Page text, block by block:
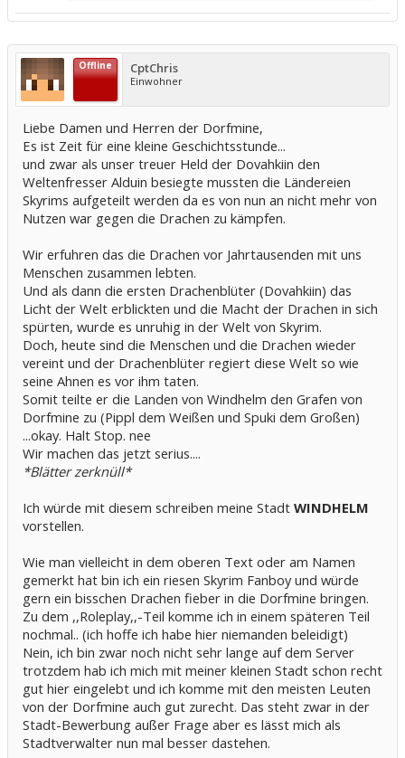
Offline CptChris
Einwohner
Liebe Damen und Herren der Dorfmine,
Es ist Zeit für eine kleine Geschichtsstunde...
und zwar als unser treuer Held der Dovahkiin den
Weltenfresser Alduin besiegte mussten die Ländereien
Skyrims aufgeteilt werden da es von nun an nicht mehr von
Nutzen war gegen die Drachen zu kämpfen.
Wir erfuhren das die Drachen vor Jahrtausenden mit uns
Menschen zusammen lebten.
Und als dann die ersten Drachenblüter (Dovahkiin) das
Licht der Welt erblickten und die Macht der Drachen in sich
spürten, wurde es unruhig in der Welt von Skyrim.
Doch, heute sind die Menschen und die Drachen wieder
vereint und der Drachenblüter regiert diese Welt so wie
seine Ahnen es vor ihm taten.
Somit teilte er die Landen von Windhelm den Grafen von
Dorfmine zu (Pippl dem Weißen und Spuki dem Großen)
...okay. Halt Stop. nee
Wir machen das jetzt serius....
*Blätter zerknüll*
Ich würde mit diesem schreiben meine Stadt WINDHELM
vorstellen.
Wie man vielleicht in dem oberen Text oder am Namen
gemerkt hat bin ich ein riesen Skyrim Fanboy und würde
gern ein bisschen Drachen fieber in die Dorfmine bringen.
Zu dem ,,Roleplay,,-Teil komme ich in einem späteren Teil
nochmal.. (ich hoffe ich habe hier niemanden beleidigt)
Nein, ich bin zwar noch nicht sehr lange auf dem Server
trotzdem hab ich mich mit meiner kleinen Stadt schon recht
gut hier eingelebt und ich komme mit den meisten Leuten
von der Dorfmine auch gut zurecht. Das steht zwar in der
Stadt-Bewerbung außer Frage aber es lässt mich als
Stadtverwalter nun mal besser dastehen.